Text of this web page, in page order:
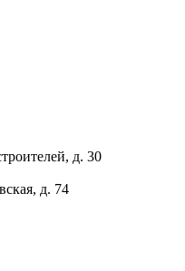
д. 30
д. 74